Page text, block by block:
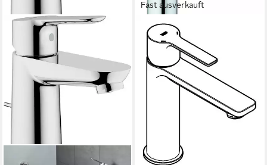
Fast ausverkauft
GROHE
Waschtischarmatur Lineare
Einhand-Waschtischbatterie
mit Push-Open-Ablaufgarnitur
lieferbar - in 2-3 Werktagen bei dir